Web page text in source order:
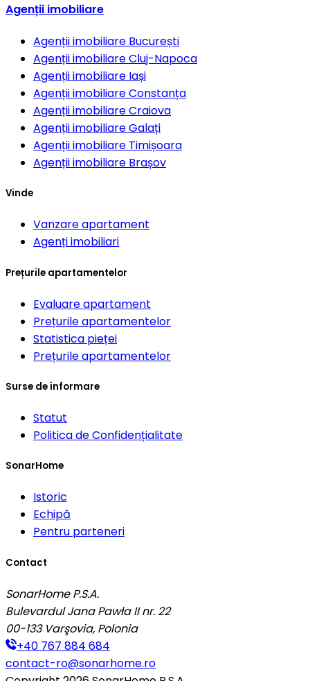
Agenții imobiliare
Agenții imobiliare București
Agenții imobiliareCluj-Napoca
Agenții imobiliare Iași
Agenții imobiliareConstanța
Agenții imobiliareCraiova
Agenții imobiliareGalați
Agenții imobiliare Timișoara
Agenții imobiliare Brașov
Vinde
Vanzare apartament
Agenți imobiliari
Prețurile apartamentelor
Evaluare apartament
Prețurile apartamentelor
Statistica pieței
Prețurile apartamentelor
Surse de informare
Statut
Politica de Confidențialitate
SonarHome
Istoric
Echipă
Pentru parteneri
Contact
SonarHome P.S.A.
Bulevardul Jana Pawła II nr. 22
00-133 Varşovia, Polonia
+40 767 884 684
contact-ro@sonarhome.ro